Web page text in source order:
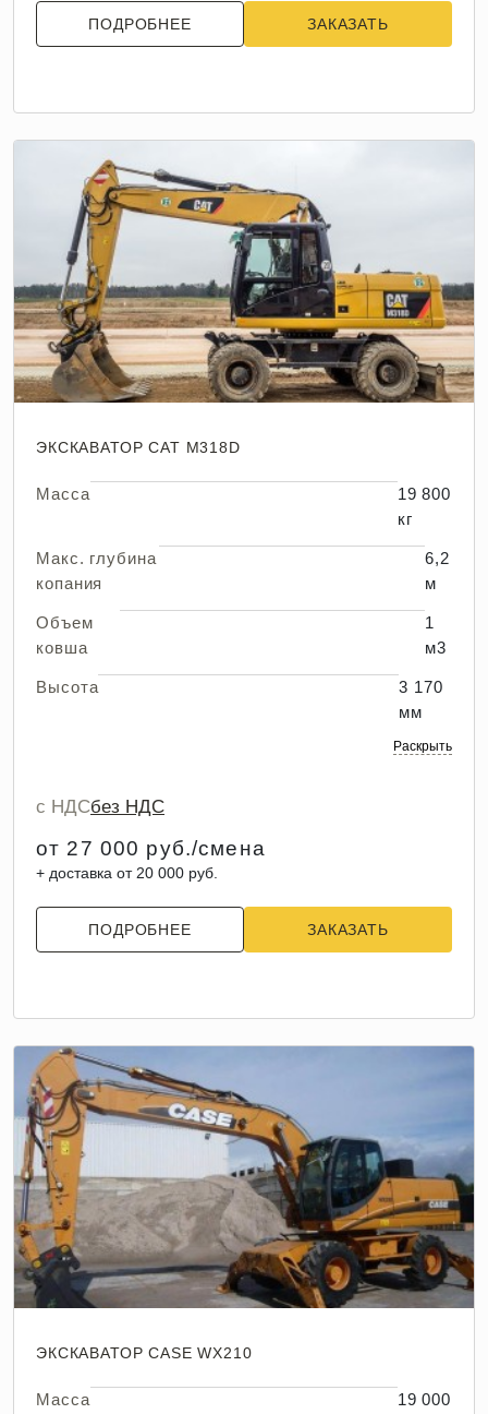
ПОДРОБНЕЕ ЗАКАЗАТЬ
ЭКСКАВАТОР CAT M318D
Масса
19 800
кг
Макс. глубина
копания
6,2
м
Объем
ковша
1
м3
Высота
3 170
мм
Раскрыть
с НДСбез НДС
от 27 000 руб./смена
+ доставка от 20 000 руб.
ПОДРОБНЕЕ ЗАКАЗАТЬ
ЭКСКАВАТОР CASE WX210
Масса
19 000